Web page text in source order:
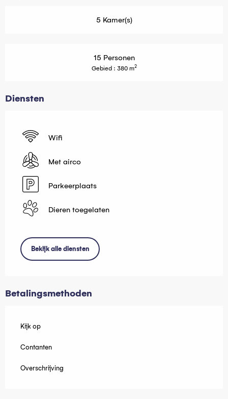
5 Kamer(s)
15 Personen
Gebied : 380 m2
Diensten
Wifi
Met airco
Parkeerplaats
Dieren toegelaten
Bekijk alle diensten
Betalingsmethoden
Kijk op
Contanten
Overschrijving